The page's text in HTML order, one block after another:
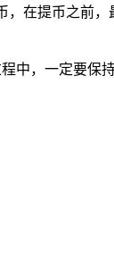
在提币之前
中，一定要保